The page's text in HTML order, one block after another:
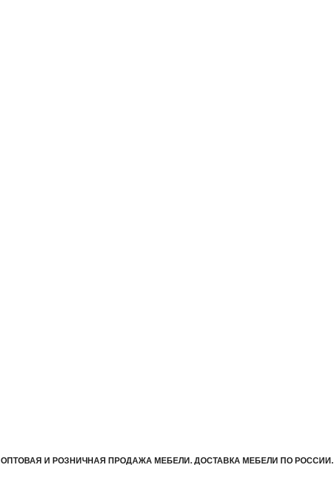
ОПТОВАЯ И РОЗНИЧНАЯ ПРОДАЖА МЕБЕЛИ. ДОСТАВКА МЕБЕЛИ ПО РОССИИ.